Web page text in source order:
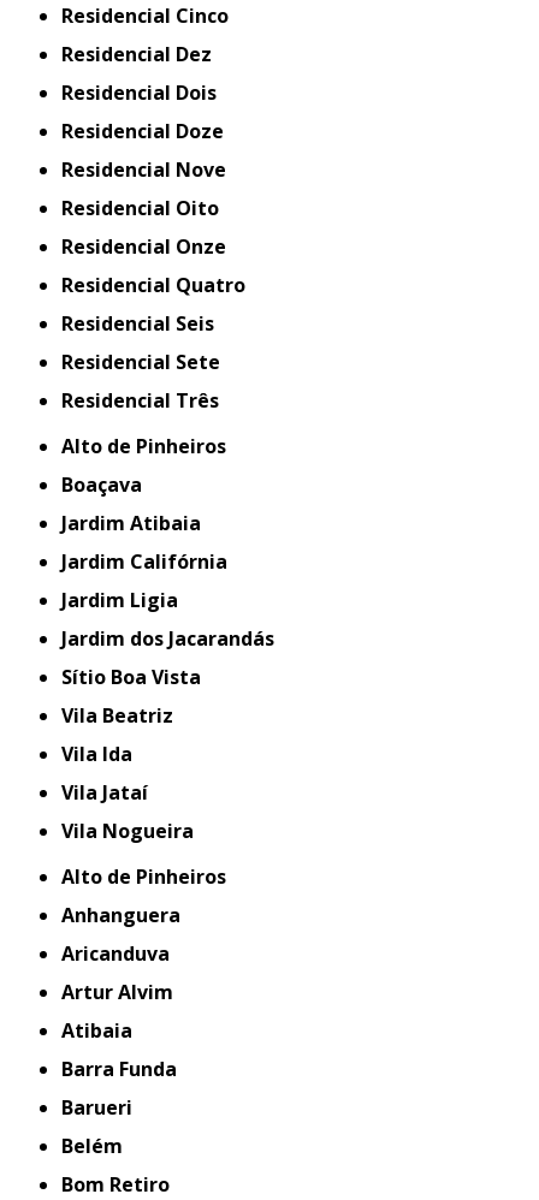
Residencial Cinco
Residencial Dez
Residencial Dois
Residencial Doze
Residencial Nove
Residencial Oito
Residencial Onze
Residencial Quatro
Residencial Seis
Residencial Sete
Residencial Três
Alto de Pinheiros
Boaçava
Jardim Atibaia
Jardim Califórnia
Jardim Ligia
Jardim dos Jacarandás
Sítio Boa Vista
Vila Beatriz
Vila Ida
Vila Jataí
Vila Nogueira
Alto de Pinheiros
Anhanguera
Aricanduva
Artur Alvim
Atibaia
Barra Funda
Barueri
Belém
Bom Retiro